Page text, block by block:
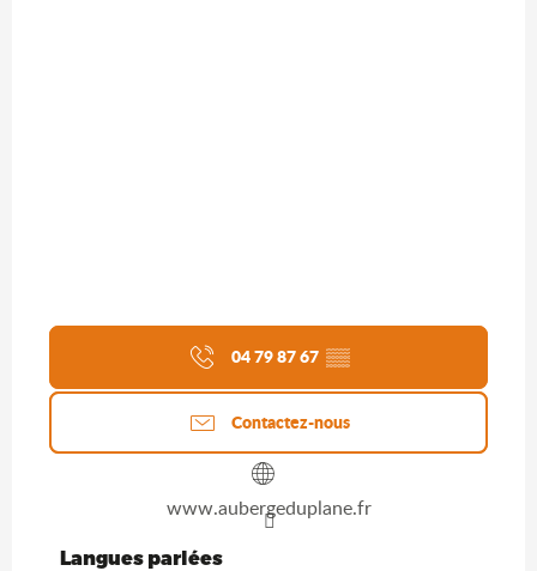
04 79 87 67 ▒▒
Contactez-nous
www.aubergeduplane.fr
Langues parlées
Langues parlées